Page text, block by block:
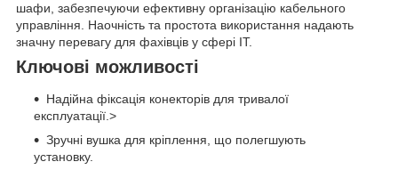
шафи, забезпечуючи ефективну організацію кабельного
управління. Наочність та простота використання надають
значну перевагу для фахівців у сфері IT.
Ключові можливості
Надійна фіксація конекторів для тривалої
експлуатації.>
Зручні вушка для кріплення, що полегшують
установку.